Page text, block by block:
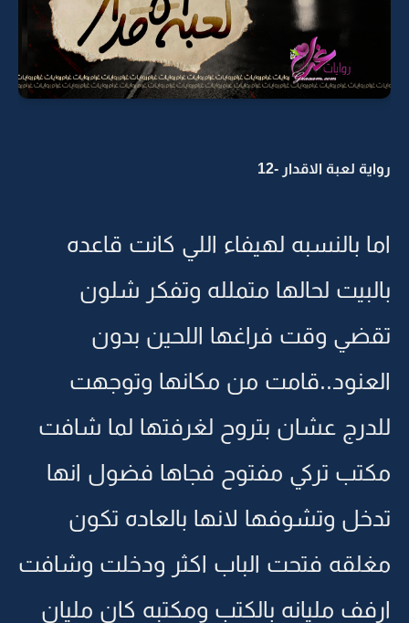
رواية لعبة الاقدار -12
اما بالنسبه لهيفاء اللي كانت قاعده
بالبيت لحالها متملله وتفكر شلون
تقضي وقت فراغها اللحين بدون
العنود..قامت من مكانها وتوجهت
للدرج عشان بتروح لغرفتها لما شافت
مكتب تركي مفتوح فجاها فضول انها
تدخل وتشوفها لانها بالعاده تكون
مغلقه فتحت الباب اكثر ودخلت وشافت
ارفف مليانه بالكتب ومكتبه كان مليان